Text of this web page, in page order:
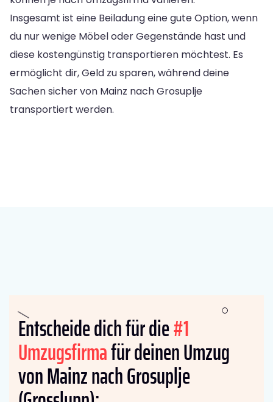
Insgesamt ist eine Beiladung eine gute Option, wenn
du nur wenige Möbel oder Gegenstände hast und
diese kostengünstig transportieren möchtest. Es
ermöglicht dir, Geld zu sparen, während deine
Sachen sicher von Mainz nach Grosuplje
transportiert werden.
Entscheide dich für die#1
Umzugsfirmafür deinen Umzug
von Mainz nach Grosuplje